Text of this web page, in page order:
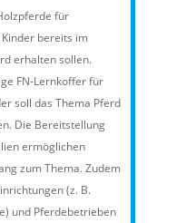
für
bereits im
erhalten sollen.
FN-Lernkoffer für
soll das Thema Pferd
Die Bereitstellung
ermöglichen
zum Thema. Zudem
(z. B.
und Pferdebetrieben